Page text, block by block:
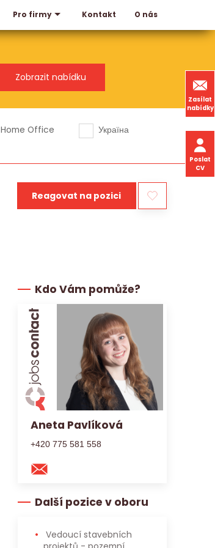
Pro firmy Kontakt O nás
Zasílat
nabídky
Poslat
CV
Home Office
Україна
Reagovat na pozici
Kdo Vám pomůže?
Aneta Pavlíková
+420 775 581 558
Další pozice v oboru